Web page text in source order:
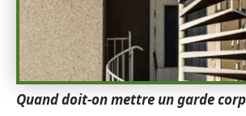
Quand doit-on mettre un garde